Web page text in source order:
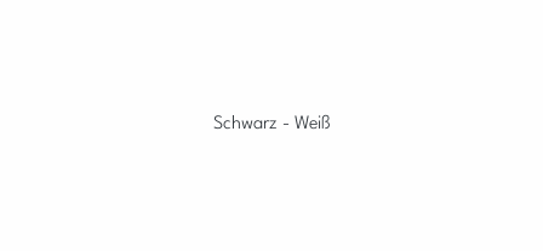
Schwarz - Weiß